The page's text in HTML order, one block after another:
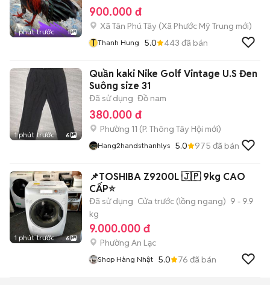
1 phút trước 1
900.000 đ
Xã Tân Phú Tây (Xã Phước Mỹ Trung mới)
T Thanh Hung 5.0 443 đã bán
1 phút trước 6
Quần kaki Nike Golf Vintage U.S Đen
Suông size 31
Đã sử dụng Đồ nam
380.000 đ
Phường 11 (P. Thông Tây Hội mới)
Hang2handsthanhlys 5.0 975 đã bán
1 phút trước 6
📌TOSHIBA Z9200L 🇯🇵 9kg CAO
CẤP⭐️
Đã sử dụng Cửa trước (lồng ngang) 9 - 9.9
kg
9.000.000 đ
Phường An Lạc
Shop Hàng Nhật 5.0 76 đã bán